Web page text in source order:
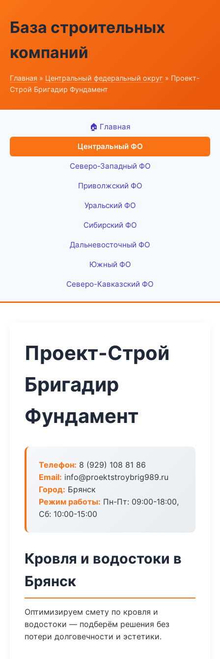
База строительных
компаний
Главная » Центральный федеральный округ » Проект-
Строй Бригадир Фундамент
🏠 Главная
Центральный ФО
Северо-Западный ФО
Приволжский ФО
Уральский ФО
Сибирский ФО
Дальневосточный ФО
Южный ФО
Северо-Кавказский ФО
Проект-Строй
Бригадир
Фундамент
Телефон: 8 (929) 108 81 86
Email: info@proektstroybrig989.ru
Город: Брянск
Режим работы: Пн-Пт: 09:00-18:00,
Сб: 10:00-15:00
Кровля и водостоки в
Брянск
Оптимизируем смету по кровля и
водостоки — подберём решения без
потери долговечности и эстетики.